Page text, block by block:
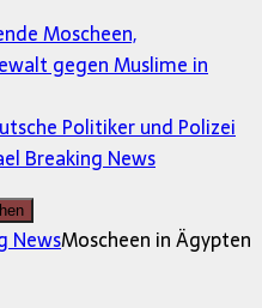
Moscheen,
gegen Muslime in
Politiker und Polizei
Breaking News
NewsMoscheen in Ägypten